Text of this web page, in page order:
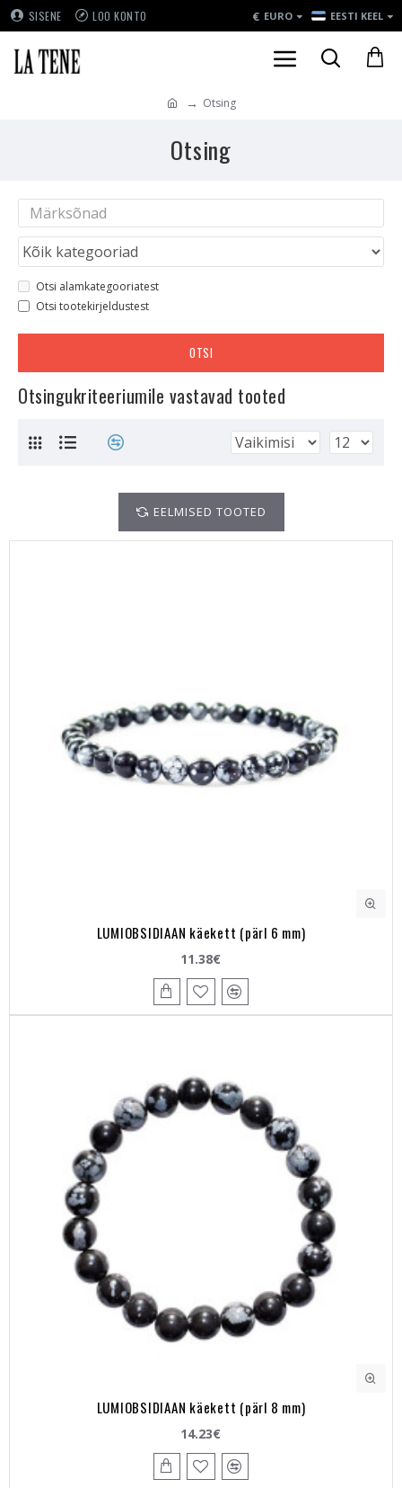
SISENE LOO KONTO € EURO EESTI KEEL
Otsing
Otsing
Otsi alamkategooriatest
Otsi tootekirjeldustest
OTSI
Otsingukriteeriumile vastavad tooted
EELMISED TOOTED
LUMIOBSIDIAAN käekett (pärl 6 mm)
11.38€
LUMIOBSIDIAAN käekett (pärl 8 mm)
14.23€